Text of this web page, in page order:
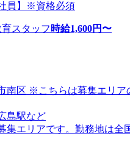
員】※資格必須
スタッフ 時給1,600円〜
南区 ※こちらは募集エリア
島駅など
集エリアです。勤務地は全